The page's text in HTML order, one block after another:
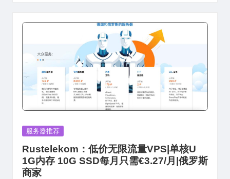
Posted
服务器推荐
Rustelekom：低价无限流量VPS|单核U
1G内存 10G SSD每月只需€3.27/月|俄罗斯
商家